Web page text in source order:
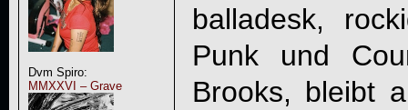
Dvm Spiro:
MMXXVI – Grave
balladesk,
Punk und
Brooks, bleibt